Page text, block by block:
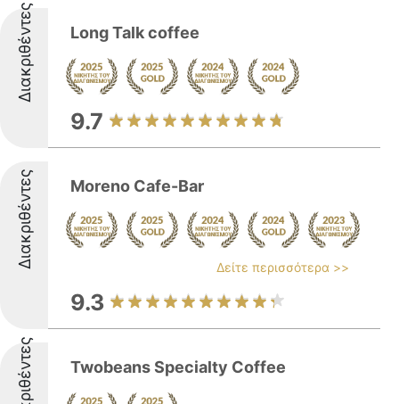
Διακριθέντες Long Talk coffee
9.7
Διακριθέντες Moreno Cafe-Bar
Δείτε περισσότερα >>
9.3
Twobeans Specialty Coffee